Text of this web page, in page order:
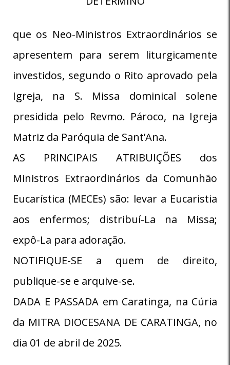
que os Neo-Ministros Extraordinários se
apresentem para serem liturgicamente
investidos, segundo o Rito aprovado pela
Igreja, na S. Missa dominical solene
presidida pelo Revmo. Pároco, na Igreja
Matriz da Paróquia de Sant’Ana.
AS PRINCIPAIS ATRIBUIÇÕES dos
Ministros Extraordinários da Comunhão
Eucarística (MECEs) são: levar a Eucaristia
aos enfermos; distribuí-La na Missa;
expô-La para adoração.
NOTIFIQUE-SE a quem de direito,
publique-se e arquive-se.
DADA E PASSADA em Caratinga, na Cúria
da MITRA DIOCESANA DE CARATINGA, no
dia 01 de abril de 2025.